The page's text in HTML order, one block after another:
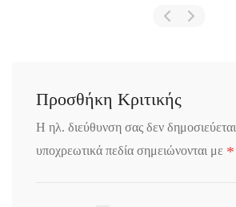
Προσθήκη Κριτικής
Η ηλ. διεύθυνση σας δεν
υποχρεωτικά πεδία σημειώνονται με *